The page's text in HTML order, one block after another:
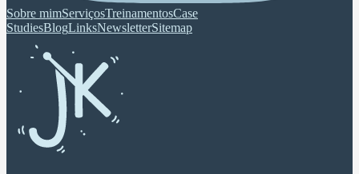
Sobre mimServiçosTreinamentosCase
StudiesBlogLinksNewsletterSitemap